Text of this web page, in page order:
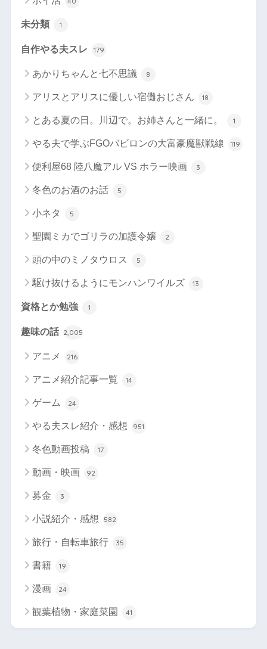
未分類 1
自作やる夫スレ 179
あかりちゃんと七不思議 8
アリスとアリスに優しい宿儺おじさん 18
とある夏の日。川辺で。お姉さんと一緒に。 1
やる夫で学ぶFGOバビロンの大富豪魔獣戦線 119
便利屋68 陸八魔アル VS ホラー映画 3
冬色のお酒のお話 5
小ネタ 5
聖園ミカでゴリラの加護令嬢 2
頭の中のミノタウロス 5
駆け抜けるようにモンハンワイルズ 13
資格とか勉強 1
趣味の話 2,005
アニメ 216
アニメ紹介記事一覧 14
ゲーム 24
やる夫スレ紹介・感想 951
冬色動画投稿 17
動画・映画 92
募金 3
小説紹介・感想 582
旅行・自転車旅行 35
書籍 19
漫画 24
観葉植物・家庭菜園 41